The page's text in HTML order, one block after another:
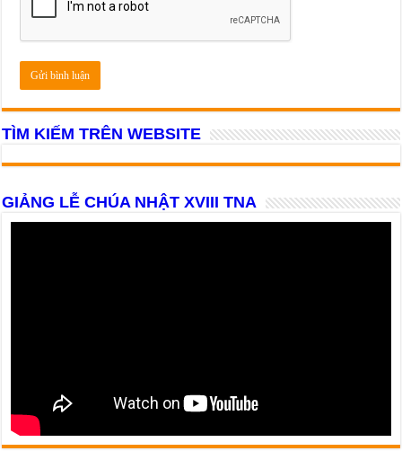
TÌM KIẾM TRÊN WEBSITE
GIẢNG LỄ CHÚA NHẬT XVIII TNA